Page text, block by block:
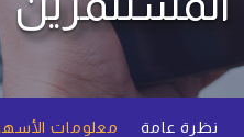
نظرة عامة معلومات